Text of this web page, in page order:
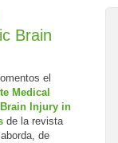
Brain
el
Medical
Brain Injury in
de la revista
de